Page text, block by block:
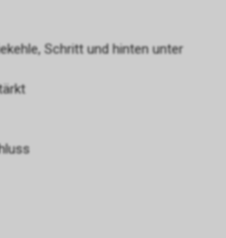
Schritt und hinten unter